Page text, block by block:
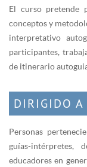
El curso pretende
conceptos y
interpretativo
participantes,
de itinerario
DIRIGIDO A
Personas
guías-
educadores en